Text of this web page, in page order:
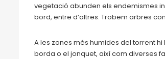
vegetació abunden els endemismes
bord, entre d’altres. Trobem arbres
A les zones més humides del torrent
borda o el jonquet, així com diverses